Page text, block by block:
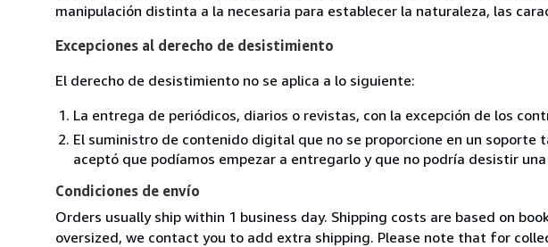
manipulación distinta a la necesaria para establecer la naturaleza, las
Excepciones al derecho de desistimiento
El derecho de desistimiento no se aplica a lo siguiente:
La entrega de periódicos, diarios o revistas, con la excepción de los
El suministro de contenido digital que no se proporcione en un soporte
aceptó que podíamos empezar a entregarlo y que no podría desistir
Condiciones de envío
Orders usually ship within 1 business day. Shipping costs are based on
oversized, we contact you to add extra shipping. Please note that for